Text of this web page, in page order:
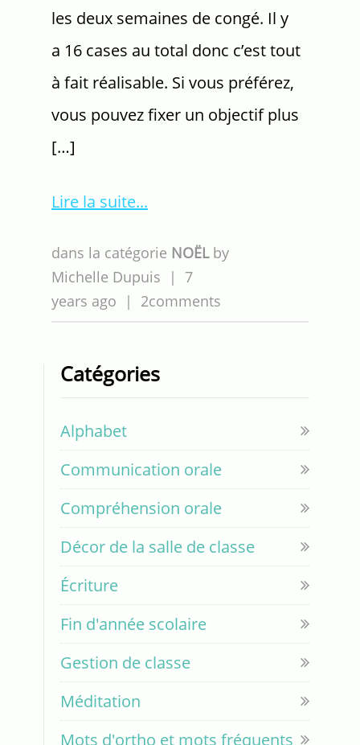
les deux semaines de congé. Il y
a 16 cases au total donc c’est tout
à fait réalisable. Si vous préférez,
vous pouvez fixer un objectif plus
[…]
Lire la suite
dans la catégorie NOËL by
Michelle Dupuis | 7
years ago | 2comments
Catégories
Alphabet
Communication orale
Compréhension orale
Décor de la salle de classe
Écriture
Fin d'année scolaire
Gestion de classe
Méditation
Mots d'ortho et mots fréquents